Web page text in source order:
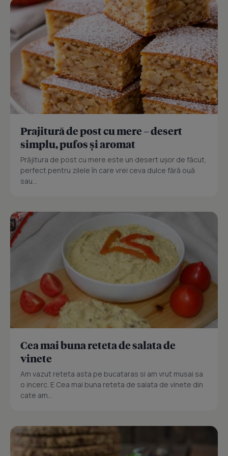
Prajitură de post cu mere – desert
simplu, pufos și aromat
Prăjitura de post cu mere este un desert ușor de făcut,
perfect pentru zilele în care vrei ceva dulce fără ouă
sau...
Cea mai buna reteta de salata de
vinete
Am vazut reteta asta pe bucataras si am vrut musai sa
o incerc. E Cea mai buna reteta de salata de vinete din
cate am...